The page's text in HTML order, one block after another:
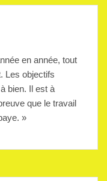
en année, tout
Les objectifs
bien. Il est à
que le travail
»